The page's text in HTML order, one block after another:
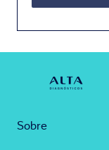
Sobre